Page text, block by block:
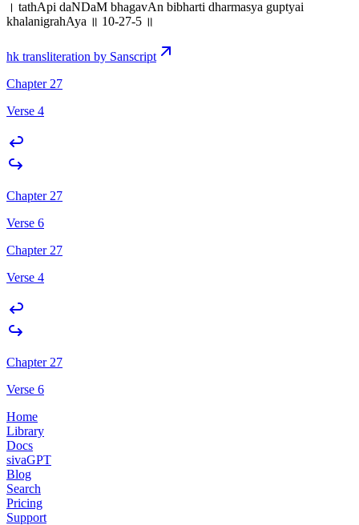
। tathApi daNDaM bhagavAn bibharti dharmasya guptyai
khalanigrahAya ॥ 10-27-5 ॥
hk transliteration by Sanscript
Chapter 27
Verse 4
Chapter 27
Verse 6
Chapter 27
Verse 4
Chapter 27
Verse 6
Home
Library
Docs
sivaGPT
Blog
Search
Pricing
Support